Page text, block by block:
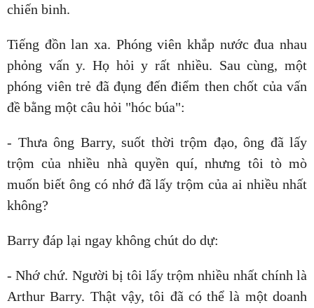
chiến binh.
Tiếng đồn lan xa. Phóng viên khắp nước đua nhau
phỏng vấn y. Họ hỏi y rất nhiều. Sau cùng, một
phóng viên trẻ đã đụng đến điểm then chốt của vấn
đề bằng một câu hỏi "hóc búa":
- Thưa ông Barry, suốt thời trộm đạo, ông đã lấy
trộm của nhiều nhà quyền quí, nhưng tôi tò mò
muốn biết ông có nhớ đã lấy trộm của ai nhiều nhất
không?
Barry đáp lại ngay không chút do dự:
- Nhớ chứ. Người bị tôi lấy trộm nhiều nhất chính là
Arthur Barry. Thật vậy, tôi đã có thể là một doanh